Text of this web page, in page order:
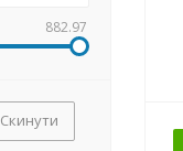
882.97
Скинути